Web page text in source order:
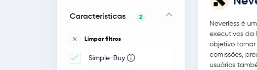
Características 2
Limpar filtros
Simple-Buy
Neverless é
executivos da
objetivo
comissões,
usuários